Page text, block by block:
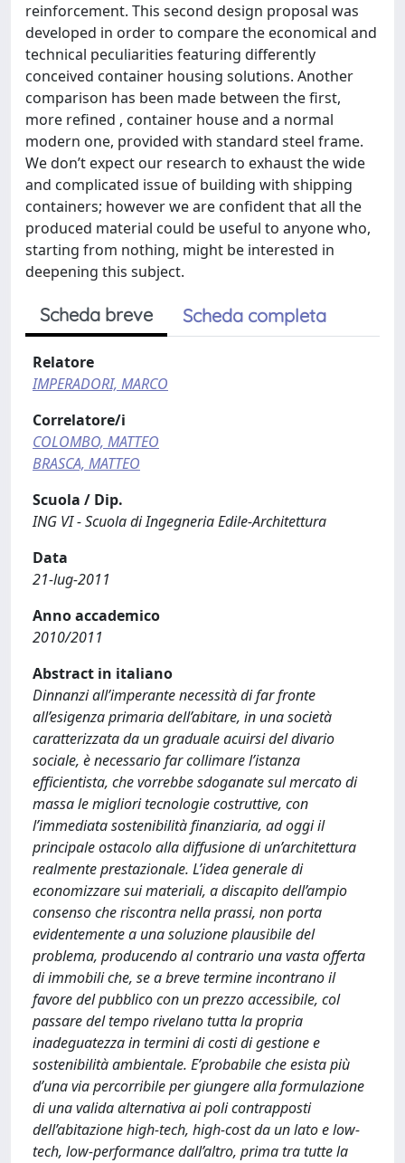
reinforcement. This second design proposal was
developed in order to compare the economical and
technical peculiarities featuring differently
conceived container housing solutions. Another
comparison has been made between the first,
more refined , container house and a normal
modern one, provided with standard steel frame.
We don’t expect our research to exhaust the wide
and complicated issue of building with shipping
containers; however we are confident that all the
produced material could be useful to anyone who,
starting from nothing, might be interested in
deepening this subject.
Scheda breve Scheda completa
Relatore
IMPERADORI, MARCO
Correlatore/i
COLOMBO, MATTEO
BRASCA, MATTEO
Scuola / Dip.
ING VI - Scuola di Ingegneria Edile-Architettura
Data
21-lug-2011
Anno accademico
2010/2011
Abstract in italiano
Dinnanzi all’imperante necessità di far fronte
all’esigenza primaria dell’abitare, in una società
caratterizzata da un graduale acuirsi del divario
sociale, è necessario far collimare l’istanza
efficientista, che vorrebbe sdoganate sul mercato di
massa le migliori tecnologie costruttive, con
l’immediata sostenibilità finanziaria, ad oggi il
principale ostacolo alla diffusione di un’architettura
realmente prestazionale. L’idea generale di
economizzare sui materiali, a discapito dell’ampio
consenso che riscontra nella prassi, non porta
evidentemente a una soluzione plausibile del
problema, producendo al contrario una vasta offerta
di immobili che, se a breve termine incontrano il
favore del pubblico con un prezzo accessibile, col
passare del tempo rivelano tutta la propria
inadeguatezza in termini di costi di gestione e
sostenibilità ambientale. E’probabile che esista più
d’una via percorribile per giungere alla formulazione
di una valida alternativa ai poli contrapposti
dell’abitazione high-tech, high-cost da un lato e low-
tech, low-performance dall’altro, prima tra tutte la